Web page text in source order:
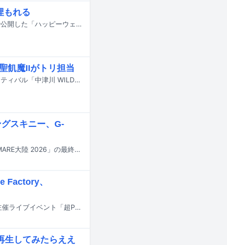
もれる
ヤバイTシャツ屋さんが7月17日にYouTubeチャンネル「THE FIRST TAKE」で公開した「ハッピーウェディング前ソング」のパフォーマンス映像が公開からわずか1日あまりで100万回再生を突破。ヤバイTシャツ屋さんのコメントが到着した。
飢魔IIがトリ担当
9月19日と20日に岐阜・中津川公園内特設ステージで行われる野外音楽フェスティバル「中津川 WILD WOOD 2026」のタイムテーブルが公開された。
スキニー、G-
FOMAREが10月12日に地元の群馬・Gメッセ群馬で開催する主催フェス「FOMARE大陸 2026」の最終出演アーティストが発表された。
Factory、
SHADOWSが9月23日に千葉・幕張メッセ国際展示場4～6ホールで開催する主催ライブイベント「超PMAM」の全出演アーティストが発表された。
してみたらええ